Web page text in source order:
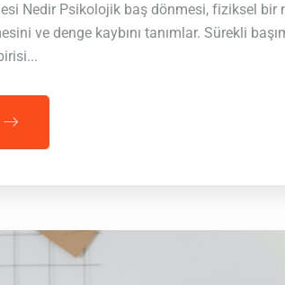
Nedir Psikolojik baş dönmesi, fiziksel bir
ve denge kaybını tanımlar. Sürekli